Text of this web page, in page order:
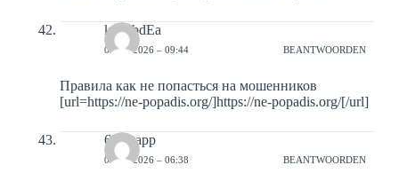
kak_bdEa
03-01-2026 – 09:44 BEANTWOORDEN
Правила как не попасться на мошенников
[url=https://ne-popadis.org/]https://ne-popadis.org/[/url]
67betapp
05-01-2026 – 06:38 BEANTWOORDEN